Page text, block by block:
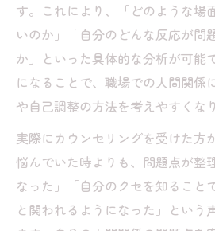
す。これにより、「どのような場
いのか」「自分のどんな反応が問
か」といった具体的な分析が可能
になることで、職場での人間関係
や自己調整の方法を考えやすくな
実際にカウンセリングを受けた方
悩んでいた時よりも、問題点が整
なった」「自分のクセを知ること
と関われるようになった」という